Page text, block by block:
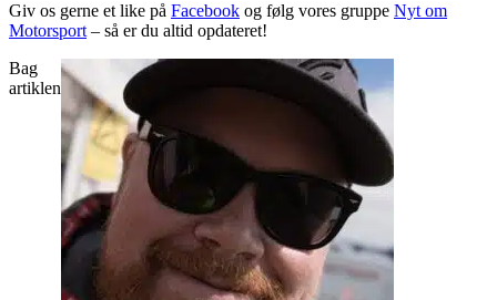
Giv os gerne et like på Facebook og følg vores gruppe Nyt om
Motorsport – så er du altid opdateret!
Bag
artiklen